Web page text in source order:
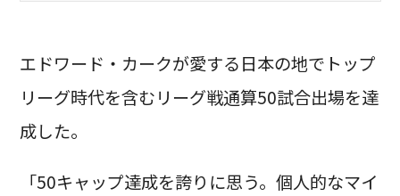
エドワード・カークが愛する日本の地でトップ
リーグ時代を含むリーグ戦通算50試合出場を達
成した。
「50キャップ達成を誇りに思う。個人的なマイ